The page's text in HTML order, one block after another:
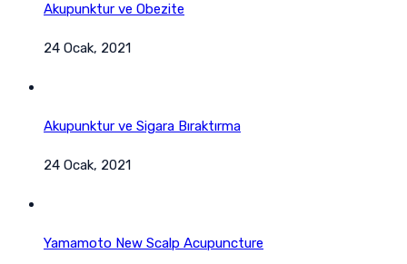
Akupunktur ve Obezite
24 Ocak, 2021
Akupunktur ve Sigara Bıraktırma
24 Ocak, 2021
Yamamoto New Scalp Acupuncture